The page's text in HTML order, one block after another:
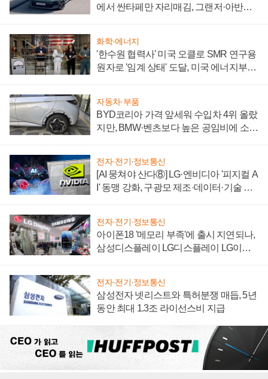
에서 싼타페만 자리매김, 그랜저·아반떼
화학·에너지
'한수원 협력사' 미국 오클로 SMR 연구용
원자로 '임계 상태' 도달, 미국 에너지부
자동차·부품
BYD코리아 가격 앞세워 수입차 4위 올랐
지만, BMW·벤츠보다 높은 공임비에 소비
전자·전기·정보통신
[AI 뭉쳐야 산다⑧] LG·엔비디아 '피지컬 A
I' 동맹 강화, 구광모 제조·데이터·기술 결
전자·전기·정보통신
아이폰18 '메모리 부족'에 출시 지연되나,
삼성디스플레이 LG디스플레이 LG이노
전자·전기·정보통신
삼성전자 넷리스트와 특허분쟁 매듭, 5년
동안 최대 1.3조 라이선스비 지급